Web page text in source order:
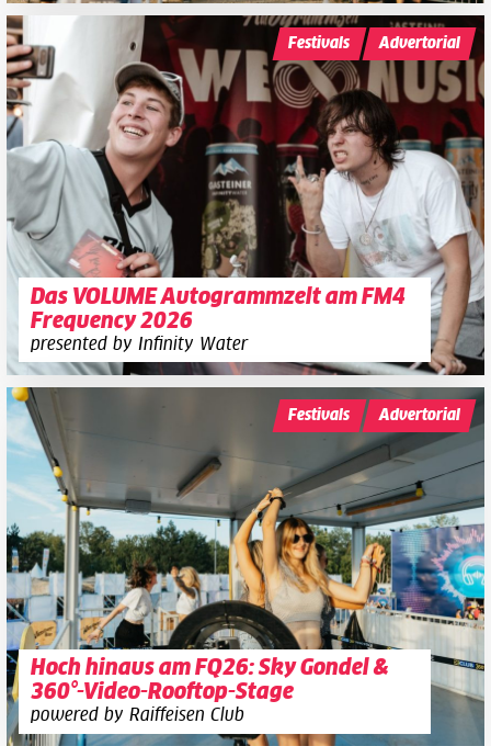
Das VOLUME Autogrammzelt am FM4
Frequency 2026
presented by Infinity Water
Festivals Advertorial
Hoch hinaus am FQ26: Sky Gondel &
360°-Video-Rooftop-Stage
powered by Raiffeisen Club
Festivals Advertorial